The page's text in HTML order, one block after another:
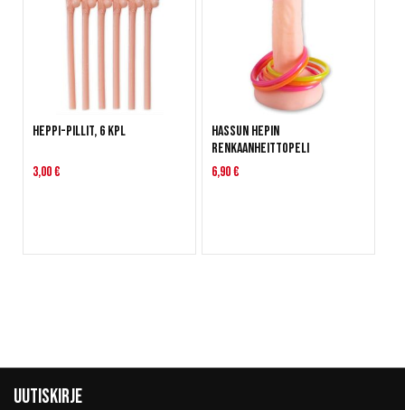
Heppi-pillit, 6 kpl
3,00 €
Hassun Hepin
renkaanheittopeli
6,90 €
Uutiskirje